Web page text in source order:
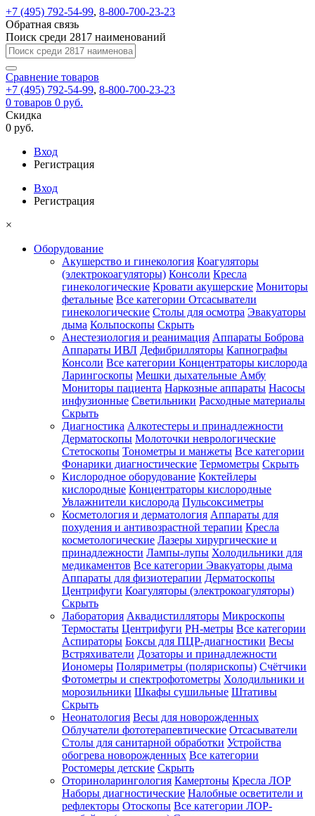
+7 (495) 792-54-99, 8-800-700-23-23
Обратная связь
Поиск среди 2817 наименований
Сравнение товаров
+7 (495) 792-54-99, 8-800-700-23-23
0 товаров 0 руб.
Скидка
0 руб.
Вход
Регистрация
Вход
Регистрация
×
Оборудование
Акушерство и гинекология Коагуляторы
(электрокоагуляторы) Консоли Кресла
гинекологические Кровати акушерские Мониторы
фетальные Все категории Отсасыватели
гинекологические Столы для осмотра Эвакуаторы
дыма Кольпоскопы Скрыть
Анестезиология и реанимация Аппараты Боброва
Аппараты ИВЛ Дефибрилляторы Капнографы
Консоли Все категории Концентраторы кислорода
Ларингоскопы Мешки дыхательные Амбу
Мониторы пациента Наркозные аппараты Насосы
инфузионные Светильники Расходные материалы
Скрыть
Диагностика Алкотестеры и принадлежности
Дерматоскопы Молоточки неврологические
Стетоскопы Тонометры и манжеты Все категории
Фонарики диагностические Термометры Скрыть
Кислородное оборудование Коктейлеры
кислородные Концентраторы кислородные
Увлажнители кислорода Пульсоксиметры
Косметология и дерматология Аппараты для
похудения и антивозрастной терапии Кресла
косметологические Лазеры хирургические и
принадлежности Лампы-лупы Холодильники для
медикаментов Все категории Эвакуаторы дыма
Аппараты для физиотерапии Дерматоскопы
Центрифуги Коагуляторы (электрокоагуляторы)
Скрыть
Лаборатория Аквадистилляторы Микроскопы
Термостаты Центрифуги PH-метры Все категории
Аспираторы Боксы для ПЦР-диагностики Весы
Встряхиватели Дозаторы и принадлежности
Иономеры Поляриметры (полярископы) Счётчики
Фотометры и спектрофотометры Холодильники и
морозильники Шкафы сушильные Штативы
Скрыть
Неонатология Весы для новорожденных
Облучатели фототерапевтические Отсасыватели
Столы для санитарной обработки Устройства
обогрева новорожденных Все категории
Ростомеры детские Скрыть
Оториноларингология Камертоны Кресла ЛОР
Наборы диагностические Налобные осветители и
рефлекторы Отоскопы Все категории ЛОР-